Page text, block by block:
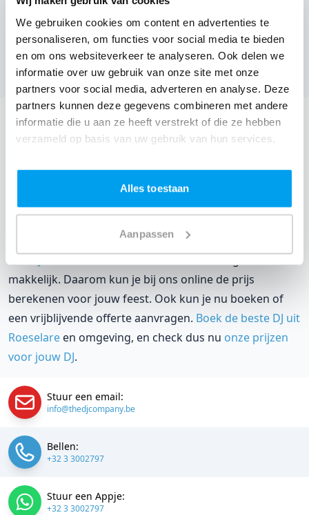
We gebruiken cookies om content en advertenties te
personaliseren, om functies voor social media te bieden
en om ons websiteverkeer te analyseren. Ook delen we
informatie over uw gebruik van onze site met onze
partners voor social media, adverteren en analyse. Deze
partners kunnen deze gegevens combineren met andere
informatie die u aan ze heeft verstrekt of die ze hebben
verzameld op basis van uw gebruik van hun services.
Alles toestaan
Aanpassen
De Wezehoeve,Ardooie
(Nog geen reviews over DJ's )
Bekijk alle feestlocaties
DJ boeken voor jouw feest in 'T Muzenestje?
onze garantie. Van de afstemming met de locatie tot
een reserve DJ. Wij zorgen dat het goed komt. Maar
voordat je een DJ voor jouw feest gaat boeken, wil je
natuurlijk weten wat het kost.
EenDJ boeken uit West-Vlaanderenwas nog nooit zo
makkelijk. Daarom kun je bij ons online de prijs
berekenen voor jouw feest. Ook kun je nu boeken of
een vrijblijvende offerte aanvragen. Boek de beste DJ uit
Roeselare en omgeving, en check dus nu onze prijzen
voor jouw DJ.
Stuur een email:
info@thedjcompany.be
Bellen:
+32 3 3002797
Stuur een Appje:
+32 3 3002797